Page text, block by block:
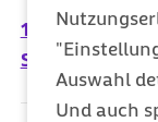
Auswahl
Und auch
11.10.2018 -